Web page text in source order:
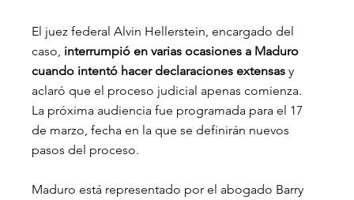
El juez federal Alvin Hellerstein, encargado del
caso, interrumpió en varias ocasiones a Maduro
cuando intentó hacer declaraciones extensas y
aclaró que el proceso judicial apenas comienza.
La próxima audiencia fue programada para el 17
de marzo, fecha en la que se definirán nuevos
pasos del proceso.
Maduro está representado por el abogado Barry